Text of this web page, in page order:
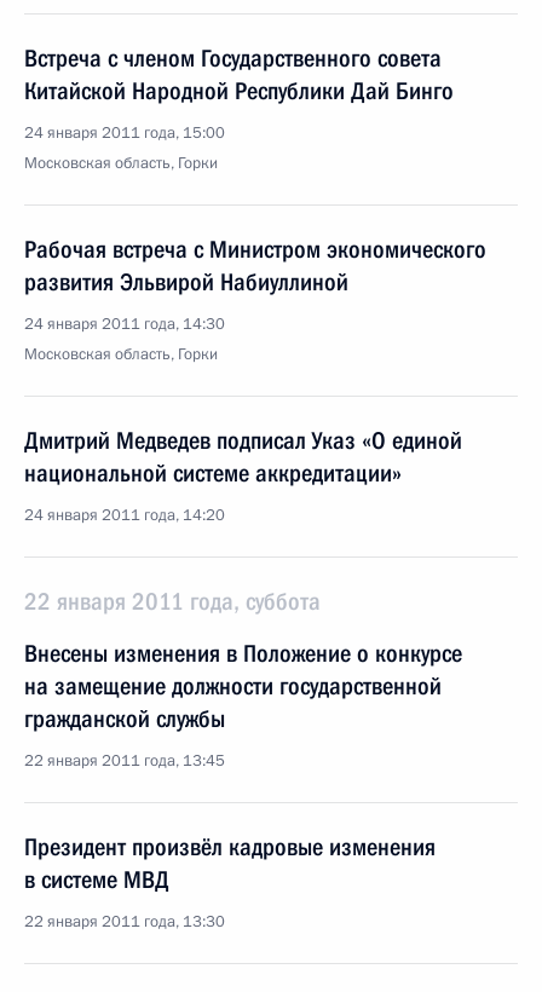
Встреча с членом Государственного совета
Китайской Народной Республики Дай Бинго
24 января 2011 года, 15:00
Московская область, Горки
Рабочая встреча с Министром экономического
развития Эльвирой Набиуллиной
24 января 2011 года, 14:30
Московская область, Горки
Дмитрий Медведев подписал Указ «О единой
национальной системе аккредитации»
24 января 2011 года, 14:20
22 января 2011 года, суббота
Внесены изменения в Положение о конкурсе
на замещение должности государственной
гражданской службы
22 января 2011 года, 13:45
Президент произвёл кадровые изменения
в системе МВД
22 января 2011 года, 13:30